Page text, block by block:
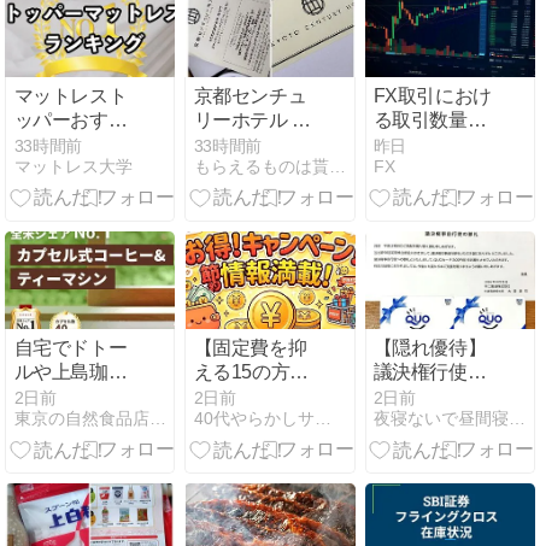
マットレスト
ッパーおすす
めランキング
10選と選び方
【ニトリのト
紹介】
33時間前
マットレス大学
京都センチュ
リーホテル ア
イス
33時間前
もらえるものは貰っちゃおっ！
FX取引におけ
る取引数量の
基本と必要資
金の計算方法
昨日
FX
自宅でドトー
ルや上島珈
琲？キューリ
グで変わる私
の朝時間
2日前
【固定費を抑
える15の方法
⑦】不要な保
険を解約する
——「もし
はなく貯金で
備える
2日前
【隠れ優待】
議決権行使の
お礼でQUOカ
ード500円分
が到着！でも
待
2日前